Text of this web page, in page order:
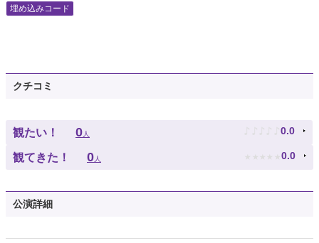
埋め込みコード
クチコミ
観たい！ 0人 ♪ ♪ ♪ ♪ ♪ 0.0
観てきた！ 0人 ★ ★ ★ ★ ★ 0.0
公演詳細